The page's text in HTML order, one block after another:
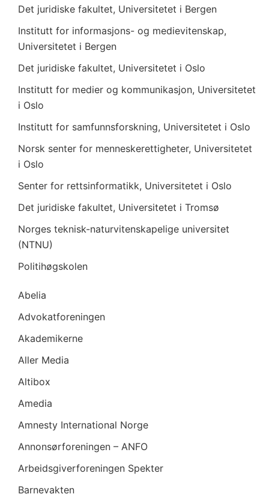
Det juridiske fakultet, Universitetet i Bergen
Institutt for informasjons- og medievitenskap,
Universitetet i Bergen
Det juridiske fakultet, Universitetet i Oslo
Institutt for medier og kommunikasjon, Universitetet
i Oslo
Institutt for samfunnsforskning, Universitetet i Oslo
Norsk senter for menneskerettigheter, Universitetet
i Oslo
Senter for rettsinformatikk, Universitetet i Oslo
Det juridiske fakultet, Universitetet i Tromsø
Norges teknisk-naturvitenskapelige universitet
(NTNU)
Politihøgskolen
Abelia
Advokatforeningen
Akademikerne
Aller Media
Altibox
Amedia
Amnesty International Norge
Annonsørforeningen – ANFO
Arbeidsgiverforeningen Spekter
Barnevakten